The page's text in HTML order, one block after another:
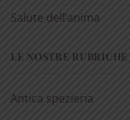
Salute dell’anima
LE NOSTRE RUBRICHE
Antica spezieria